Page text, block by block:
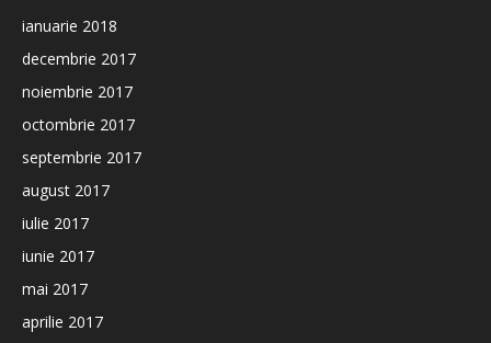
ianuarie 2018
decembrie 2017
noiembrie 2017
octombrie 2017
septembrie 2017
august 2017
iulie 2017
iunie 2017
mai 2017
aprilie 2017